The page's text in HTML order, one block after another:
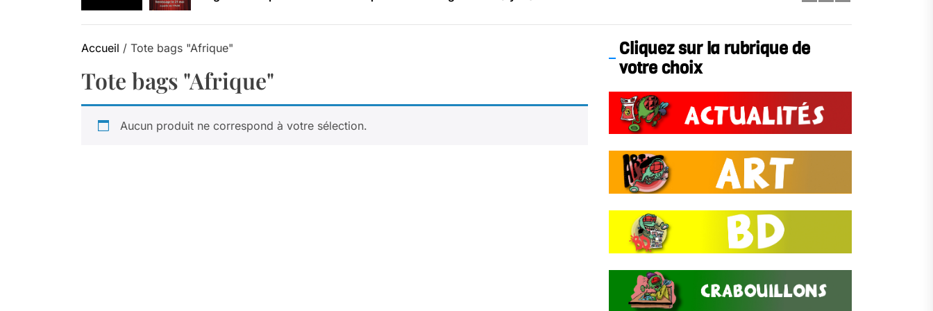
Retrouvez-nous au Bos’Tock Festival – Samedi 18 juillet (Vaulx-en-Velin)
Accueil / Tote bags "Afrique"
Tote bags "Afrique"
Aucun produit ne correspond à votre sélection.
Cliquez sur la rubrique de
votre choix